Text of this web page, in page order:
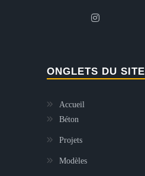
ONGLETS DU SITE
Accueil
Béton
Projets
Modèles